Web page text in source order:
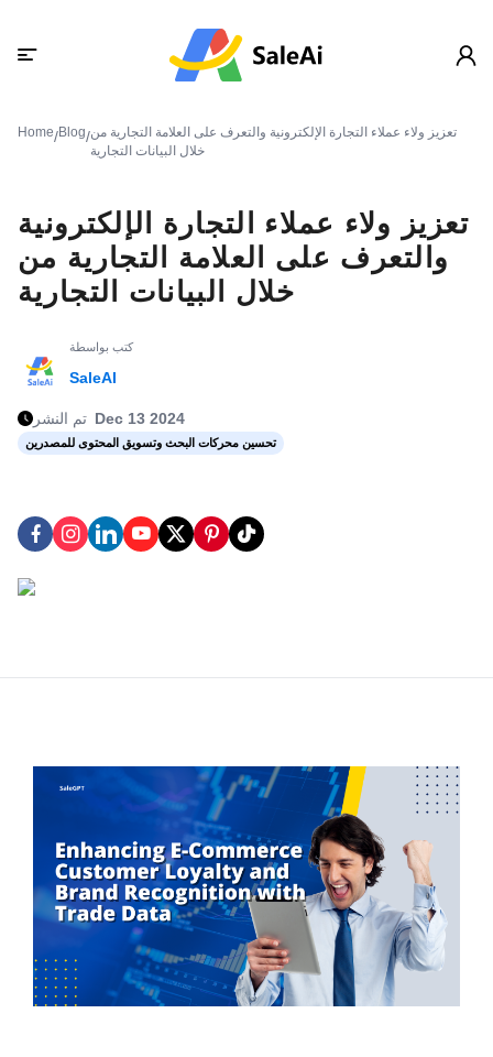
Home/Blog/تعزيز ولاء عملاء التجارة الإلكترونية والتعرف على العلامة التجارية من
خلال البيانات التجارية
تعزيز ولاء عملاء التجارة الإلكترونية
والتعرف على العلامة التجارية من
خلال البيانات التجارية
كتب بواسطة
SaleAI
تم النشر Dec 13 2024
تحسين محركات البحث وتسويق المحتوى للمصدرين